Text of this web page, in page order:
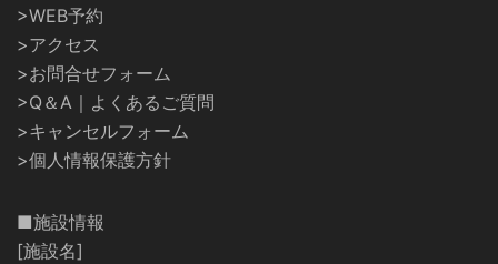
>WEB予約
>アクセス
>お問合せフォーム
>Q＆A｜よくあるご質問
>キャンセルフォーム
>個人情報保護方針
■施設情報
[施設名]